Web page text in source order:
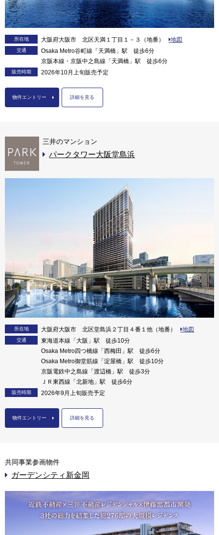
所在地 大阪府大阪市 北区天満１丁目１－３（地番） 地図
交通
Osaka Metro谷町線「天満橋」駅 徒歩6分
京阪本線・京阪中之島線「天満橋」駅 徒歩6分
販売時期 2026年10月上旬販売予定
物件エントリー 詳細を見る
三井のマンション
パークタワー大阪堂島浜
所在地 大阪府大阪市 北区堂島浜２丁目４番１他（地番） 地図
交通
東海道本線「大阪」駅 徒歩10分
Osaka Metro四つ橋線「西梅田」駅 徒歩6分
Osaka Metro御堂筋線「淀屋橋」駅 徒歩10分
京阪電鉄中之島線「渡辺橋」駅 徒歩3分
ＪＲ東西線「北新地」駅 徒歩6分
販売時期 2026年9月上旬販売予定
物件エントリー 詳細を見る
共同事業参画物件
ガーデンシティ新金岡